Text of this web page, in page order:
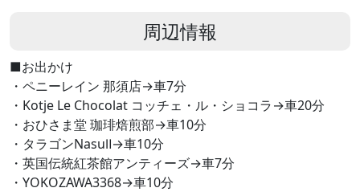
周辺情報
■お出かけ
・ペニーレイン 那須店→車7分
・Kotje Le Chocolat コッチェ・ル・ショコラ→車20分
・おひさま堂 珈琲焙煎部→車10分
・タラゴンNasuⅡ→車10分
・英国伝統紅茶館アンティーズ→車7分
・YOKOZAWA3368→車10分